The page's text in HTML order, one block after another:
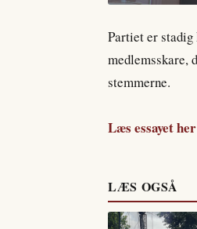
Partiet er
medlemsskare,
stemmerne.
Læs essayet her
LÆS OGSÅ